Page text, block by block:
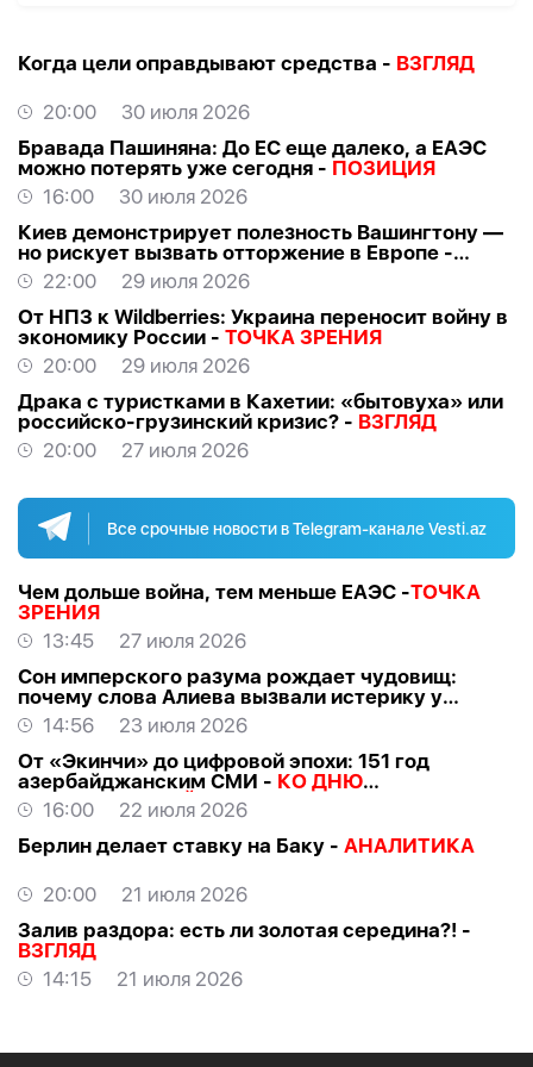
Когда цели оправдывают средства - ВЗГЛЯД
20:00
30 июля 2026
Бравада Пашиняна: До ЕС еще далеко, а ЕАЭС
можно потерять уже сегодня - ПОЗИЦИЯ
16:00
30 июля 2026
Киев демонстрирует полезность Вашингтону —
но рискует вызвать отторжение в Европе -
ВЗГЛЯД
22:00
29 июля 2026
От НПЗ к Wildberries: Украина переносит войну в
экономику России - ТОЧКА ЗРЕНИЯ
20:00
29 июля 2026
Драка с туристками в Кахетии: «бытовуха» или
российско-грузинский кризис? - ВЗГЛЯД
20:00
27 июля 2026
Все срочные новости в Telegram-канале Vesti.az
Чем дольше война, тем меньше ЕАЭС -ТОЧКА
ЗРЕНИЯ
13:45
27 июля 2026
Сон имперского разума рождает чудовищ:
почему слова Алиева вызвали истерику у
российских «патриотов» -
14:56
23 июля 2026
От «Экинчи» до цифровой эпохи: 151 год
азербайджанским СМИ - КО ДНЮ
НАЦИОНАЛЬНОЙ ПРЕССЫ
16:00
22 июля 2026
Берлин делает ставку на Баку - АНАЛИТИКА
20:00
21 июля 2026
Залив раздора: есть ли золотая середина?! -
ВЗГЛЯД
14:15
21 июля 2026